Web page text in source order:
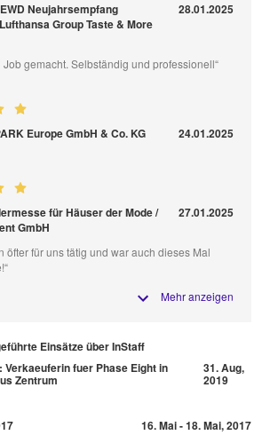
Neujahrsempfang
Group Taste & More
28.01.2025
Job gemacht. Selbständig und professionell“
Europe GmbH & Co. KG 24.01.2025
für Häuser der Mode /
GmbH
27.01.2025
öfter für uns tätig und war auch dieses Mal
Mehr anzeigen
Einsätze über InStaff
Verkaeuferin fuer Phase Eight in
Zentrum
31. Aug,
2019
16. Mai - 18. Mai, 2017